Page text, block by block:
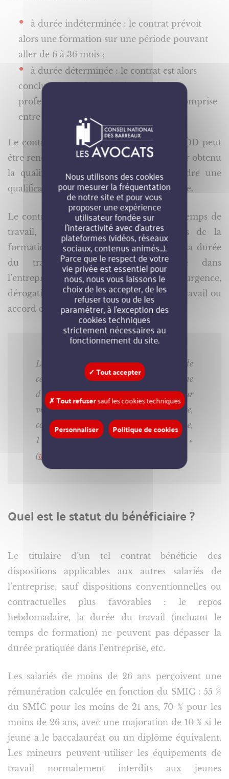
à durée indéterminée : le contrat prévoit
alors une formation sur une période pouvant
aller de 6 à 36 mois ;
à durée déterminée : le contrat est alors
conclu pour la durée de l’action de
professionnalisation. La formation est comprise
entre 6 et 36 mois.
Le contrat de professionnalisation sous CDD peut
être renouvelé si le bénéficiaire, après avoir obtenu
la qualification préparée, souhaite atteindre une
qualification supérieure ou complémentaire.
Le contrat doit mentionner la durée du temps de
travail, laquelle doit intégrer le temps de la
formation. Cette durée ne peut excéder la durée
du travail hebdomadaire pratiquée dans
l’entreprise, ni 10 heures par jour (sauf urgence,
dérogation accordée par l’inspecteur du travail ou
accord collectif).
Les personnes handicapées bénéficiaires de
ce contrat ont droit à une prime
d’insertion versée par l’AGEFIPH. Pour
vous aider à trouver une entreprise,
consultez la plateforme « 1 jeune,
1 solution »
(www.1jeune1solution.gouv.fr
Quel est le statut du bénéficiaire ?
Le titulaire d’un tel contrat bénéficie des
dispositions applicables aux autres salariés de
l’entreprise, sauf dispositions conventionnelles ou
contractuelles plus favorables : le repos
hebdomadaire, la durée du travail (incluant le
temps de formation) ne peuvent pas dépasser la
durée pratiquée dans l’entreprise, etc.
Les salariés de moins de 26 ans perçoivent une
rémunération calculée en fonction du SMIC : 55 %
du SMIC pour les moins de 21 ans, 70 % pour les
moins de 26 ans, avec une majoration de 10 % si le
jeune a le baccalauréat ou un diplôme équivalent.
Les mineurs peuvent utiliser les équipements de
travail normalement interdits aux jeunes
Nous utilisons des cookies
pour mesurer la fréquentation
de notre site et pour vous
proposer une expérience
utilisateur fondée sur
l’interactivité avec d’autres
plateformes (vidéos, réseaux
sociaux, contenus animés…).
Parce que le respect de votre
vie privée est essentiel pour
nous, nous vous laissons le
choix de les accepter, de les
refuser tous ou de les
paramétrer, à l’exception des
cookies techniques
strictement nécessaires au
fonctionnement du site.
✓ Tout accepter
✗ Tout refusersauf les cookies techniques
Personnaliser Politique de cookies